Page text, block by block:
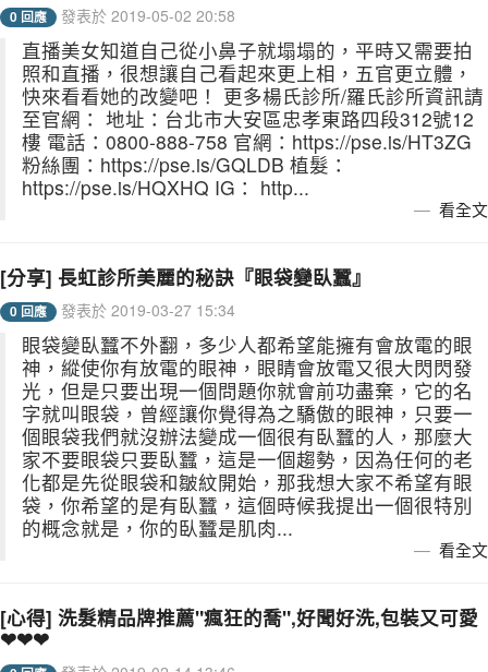
0 回應 發表於 2019-05-02 20:58
直播美女知道自己從小鼻子就塌塌的，平時又需要拍
照和直播，很想讓自己看起來更上相，五官更立體，
快來看看她的改變吧！ 更多楊氏診所/羅氏診所資訊請
至官網： 地址：台北市大安區忠孝東路四段312號12
樓 電話：0800-888-758 官網：https://pse.is/HT3ZG
粉絲團：https://pse.is/GQLDB 植髮：
https://pse.is/HQXHQ IG： http...
看全文
[分享] 長虹診所美麗的秘訣『眼袋變臥蠶』
0 回應 發表於 2019-03-27 15:34
眼袋變臥蠶不外翻，多少人都希望能擁有會放電的眼
神，縱使你有放電的眼神，眼睛會放電又很大閃閃發
光，但是只要出現一個問題你就會前功盡棄，它的名
字就叫眼袋，曾經讓你覺得為之驕傲的眼神，只要一
個眼袋我們就沒辦法變成一個很有臥蠶的人，那麼大
家不要眼袋只要臥蠶，這是一個趨勢，因為任何的老
化都是先從眼袋和皺紋開始，那我想大家不希望有眼
袋，你希望的是有臥蠶，這個時候我提出一個很特別
的概念就是，你的臥蠶是肌肉...
看全文
[心得] 洗髮精品牌推薦"瘋狂的喬",好聞好洗,包裝又可愛
❤❤❤